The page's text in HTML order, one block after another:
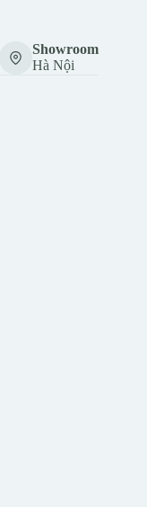
Showroom
Hà Nội